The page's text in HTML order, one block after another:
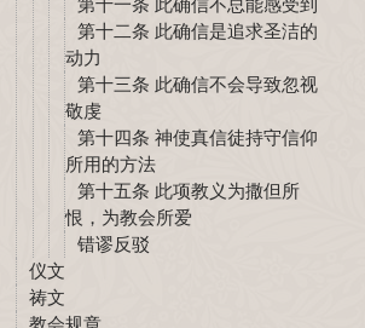
第十一条 此确信不总能感受到
第十二条 此确信是追求圣洁的
动力
第十三条 此确信不会导致忽视
敬虔
第十四条 神使真信徒持守信仰
所用的方法
第十五条 此项教义为撒但所
恨，为教会所爱
错谬反驳
仪文
祷文
教会规章